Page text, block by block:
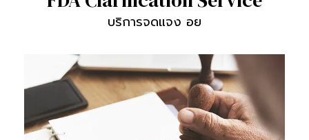
บริการจดแจง อย